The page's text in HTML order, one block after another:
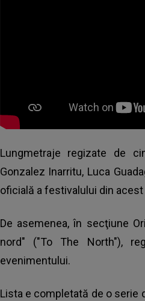
Lungmetraje regizate de
Gonzalez Inarritu, Luca
oficială a festivalului din acest
De asemenea, în secţiune
nord" ("To The North"),
evenimentului.
Lista e completată de o serie